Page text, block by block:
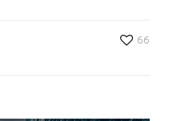
66